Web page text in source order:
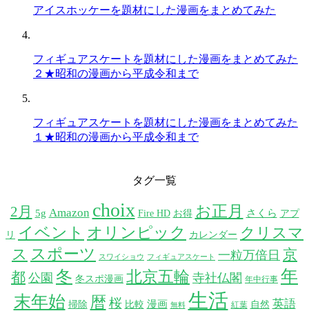
アイスホッケーを題材にした漫画をまとめてみた
フィギュアスケートを題材にした漫画をまとめてみた
２★昭和の漫画から平成令和まで
フィギュアスケートを題材にした漫画をまとめてみた
１★昭和の漫画から平成令和まで
タグ一覧
2月 5g Amazon choix Fire HD お得 お正月 さくら アプ
リ イベント オリンピック カレンダー クリスマ
ス スポーツ スワイショウ フィギュアスケート 一粒万倍日 京
都 公園 冬 冬スポ漫画 北京五輪 寺社仏閣 年中行事 年
末年始 掃除 暦 桜 比較 漫画 無料 生活 紅葉 自然 英語